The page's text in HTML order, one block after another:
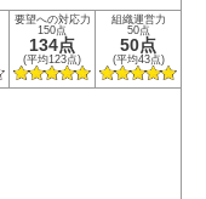
要望への対応力
150点
134点
(平均123点)
組織運営力
50点
50点
(平均43点)